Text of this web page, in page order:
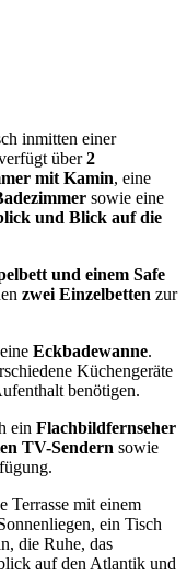
inmitten einer
über2
mit Kamin, eine
sowie eine
und Blick auf die
und einem Safe
zwei Einzelbetten zur
Eckbadewanne.
Küchengeräte
benötigen.
ein Flachbildfernseher
TV-Sendern sowie
Terrasse mit einem
ein Tisch
die Ruhe, das
auf den Atlantik und